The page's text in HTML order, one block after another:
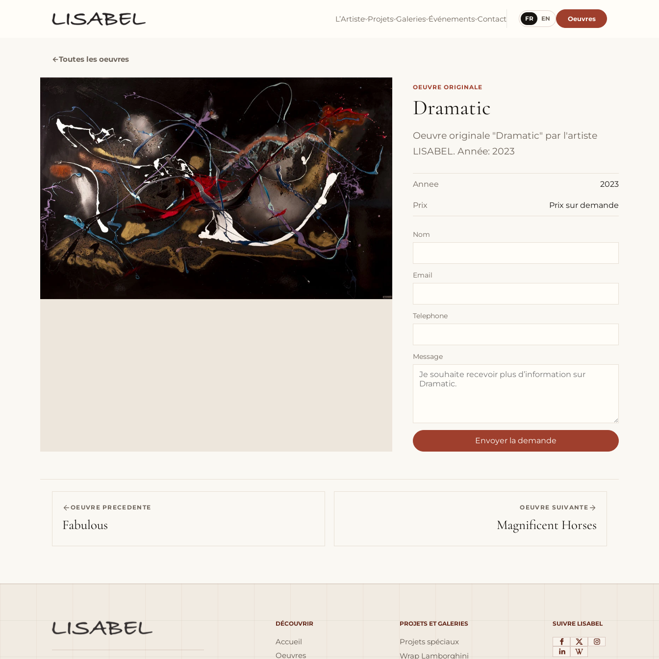
L’Artiste Projets Galeries Événements Contact FR EN Oeuvres
←Toutes les oeuvres
OEUVRE ORIGINALE
Dramatic
Oeuvre originale "Dramatic" par l'artiste
LISABEL. Année: 2023
Annee 2023
Prix Prix sur demande
Nom
Email
Telephone
Message
Envoyer la demande
OEUVRE PRECEDENTE
Fabulous
OEUVRE SUIVANTE
Magnificent Horses
DÉCOUVRIR
Accueil
Oeuvres
PROJETS ET GALERIES
Projets spéciaux
Wrap Lamborghini
SUIVRE LISABEL